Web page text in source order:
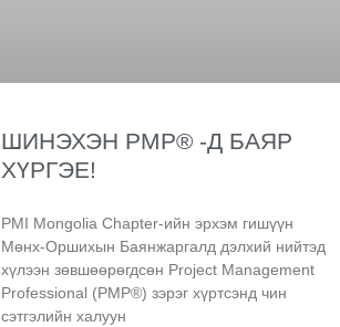
ШИНЭХЭН PMP® -Д БАЯР
ХҮРГЭЕ!
PMI Mongolia Chapter-ийн эрхэм гишүүн
Мөнх-Оршихын Баянжаргалд дэлхий нийтэд
хүлээн зөвшөөрөгдсөн Project Management
Professional (PMP®) зэрэг хүртсэнд чин
сэтгэлийн халуун